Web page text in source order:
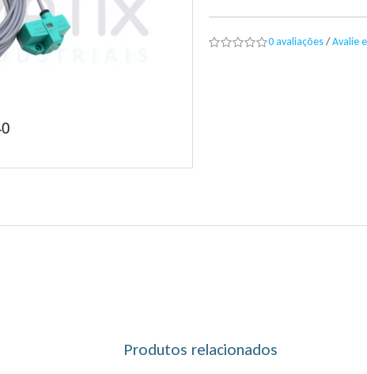
0 avaliações/Avalie
Produtos relacionados